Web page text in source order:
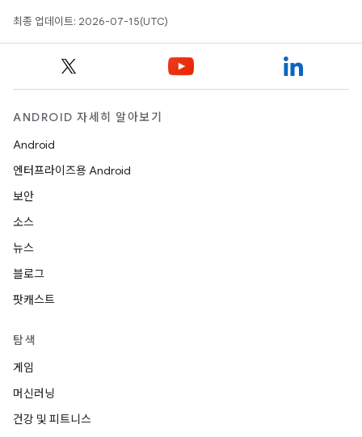
최종 업데이트: 2026-07-15(UTC)
ANDROID 자세히 알아보기
Android
엔터프라이즈용 Android
보안
소스
뉴스
블로그
팟캐스트
탐색
게임
머신러닝
건강 및 피트니스